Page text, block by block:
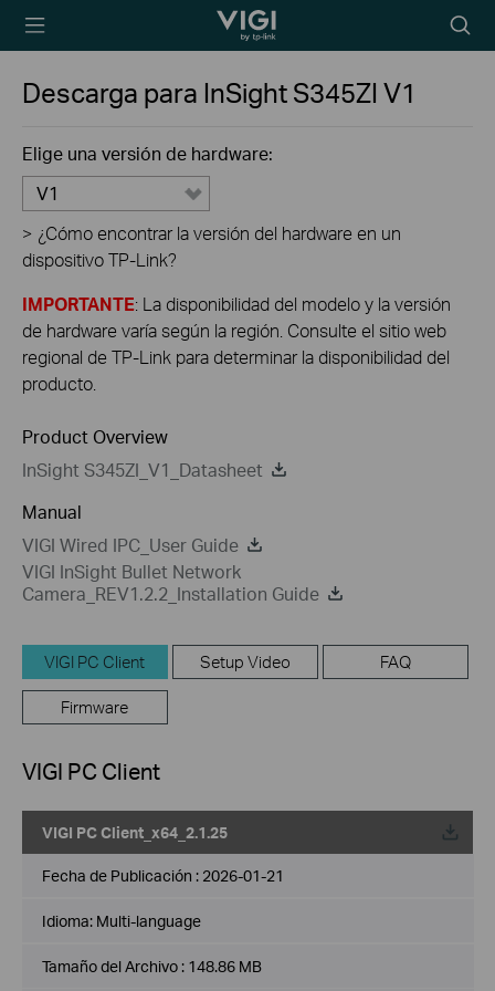
TP-Link, Reliably
icon
Descarga para InSight S345ZI V1
Elige una versión de hardware:
V1
> ¿Cómo encontrar la versión del hardware en un
dispositivo TP-Link?
IMPORTANTE: La disponibilidad del modelo y la versión
de hardware varía según la región. Consulte el sitio web
regional de TP-Link para determinar la disponibilidad del
producto.
Product Overview
InSight S345ZI_V1_Datasheet
Manual
VIGI Wired IPC_User Guide
VIGI InSight Bullet Network
Camera_REV1.2.2_Installation Guide
VIGI PC Client Setup Video FAQ
Firmware
VIGI PC Client
VIGI PC Client_x64_2.1.25
Fecha de Publicación : 2026-01-21
Idioma: Multi-language
Tamaño del Archivo : 148.86 MB